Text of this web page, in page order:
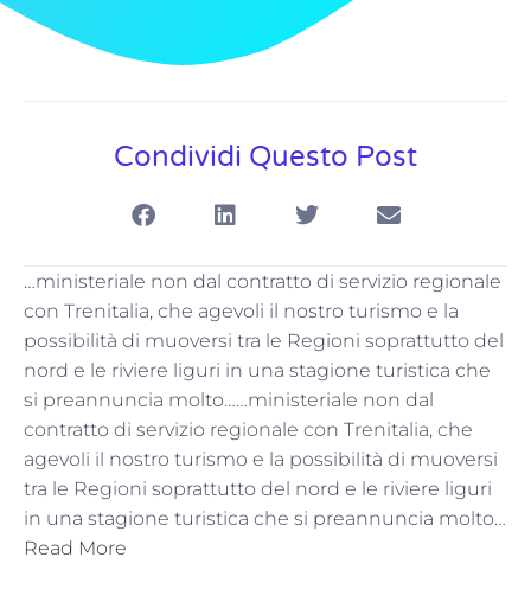
Condividi Questo Post
…ministeriale non dal contratto di servizio regionale
con Trenitalia, che agevoli il nostro turismo e la
possibilità di muoversi tra le Regioni soprattutto del
nord e le riviere liguri in una stagione turistica che
si preannuncia molto……ministeriale non dal
contratto di servizio regionale con Trenitalia, che
agevoli il nostro turismo e la possibilità di muoversi
tra le Regioni soprattutto del nord e le riviere liguri
in una stagione turistica che si preannuncia molto…
Read More